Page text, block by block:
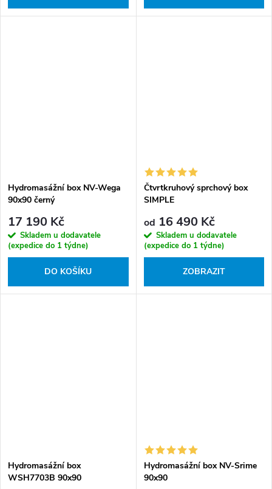
Hydromasážní box NV-Wega
90x90 černý
17 190 Kč
Skladem u dodavatele
(expedice do 1 týdne)
DO KOŠÍKU
Čtvrtkruhový sprchový box
SIMPLE
od 16 490 Kč
Skladem u dodavatele
(expedice do 1 týdne)
ZOBRAZIT
Hydromasážní box
WSH7703B 90x90
Hydromasážní box NV-Srime
90x90